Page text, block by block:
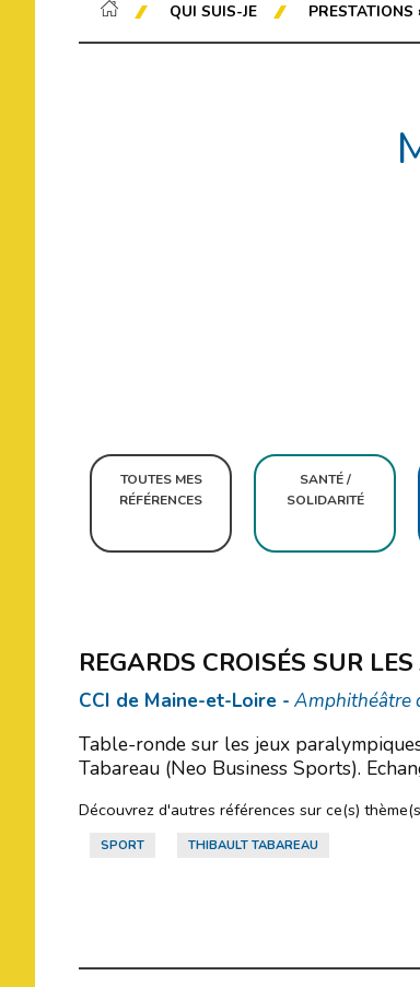
QUI SUIS-JE PRESTATIONS
TOUTES MES
RÉFÉRENCES
SANTÉ /
SOLIDARITÉ
REGARDS CROISÉS SUR LES
CCI de Maine-et-Loire - Amphithéâtre
Table-ronde sur les jeux
Tabareau (Neo Business Sports).
Découvrez d'autres références sur ce(s)
SPORT THIBAULT TABAREAU